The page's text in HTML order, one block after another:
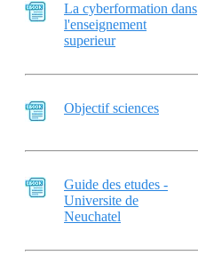
La cyberformation dans
l'enseignement
superieur
Objectif sciences
Guide des etudes -
Universite de
Neuchatel